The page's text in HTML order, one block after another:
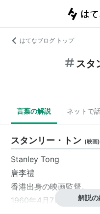
はてなブログ トップ
スタ
言葉の解説 ネットで
スタンリー・トン (映画)
Stanley Tong
唐李禮
香港出身の映画監督。
1960年4月7日、生まれ
解説